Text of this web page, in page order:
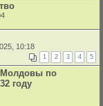
10:18
1 2 3 4 5
Молдовы по
году